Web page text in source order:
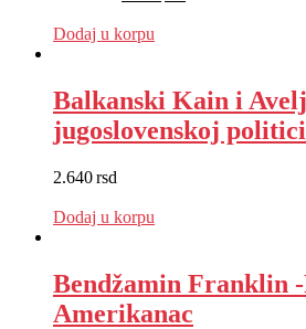
Dodaj u korpu
Balkanski Kain i
jugoslovenskoj
2.640rsd
Dodaj u korpu
Bendžamin Franklin
Amerikanac